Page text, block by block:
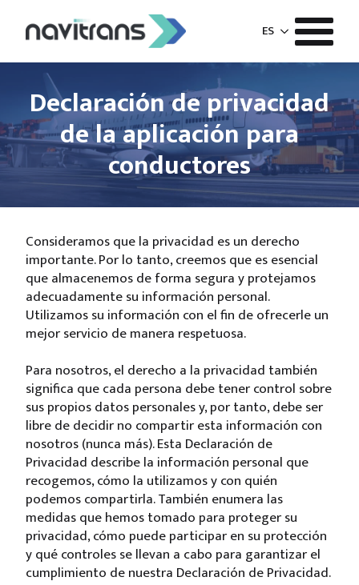
ES
Declaración de privacidad
de la aplicación para
conductores
Consideramos que la privacidad es un derecho
importante. Por lo tanto, creemos que es esencial
que almacenemos de forma segura y protejamos
adecuadamente su información personal.
Utilizamos su información con el fin de ofrecerle un
mejor servicio de manera respetuosa.
Para nosotros, el derecho a la privacidad también
significa que cada persona debe tener control sobre
sus propios datos personales y, por tanto, debe ser
libre de decidir no compartir esta información con
nosotros (nunca más). Esta Declaración de
Privacidad describe la información personal que
recogemos, cómo la utilizamos y con quién
podemos compartirla. También enumera las
medidas que hemos tomado para proteger su
privacidad, cómo puede participar en su protección
y qué controles se llevan a cabo para garantizar el
cumplimiento de nuestra Declaración de Privacidad.